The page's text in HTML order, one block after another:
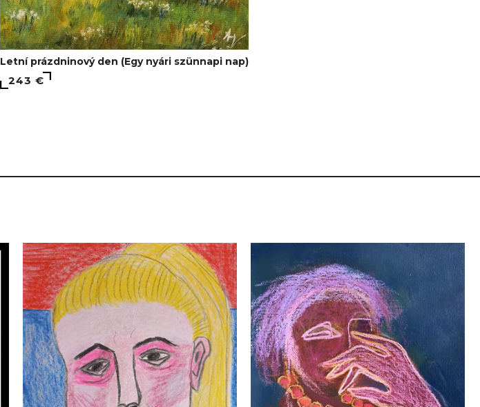
Letní prázdninový den (Egy nyári szünnapi nap)
243 €